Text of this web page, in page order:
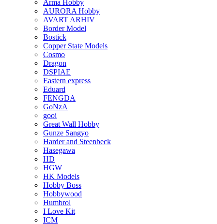
Arma Hobby
AURORA Hobby
AVART ARHIV
Border Model
Bostick
Copper State Models
Cosmo
Dragon
DSPIAE
Eastern express
Eduard
FENGDA
GoNzA
gooi
Great Wall Hobby
Gunze Sangyo
Harder and Steenbeck
Hasegawa
HD
HGW
HK Models
Hobby Boss
Hobbywood
Humbrol
I Love Kit
ICM